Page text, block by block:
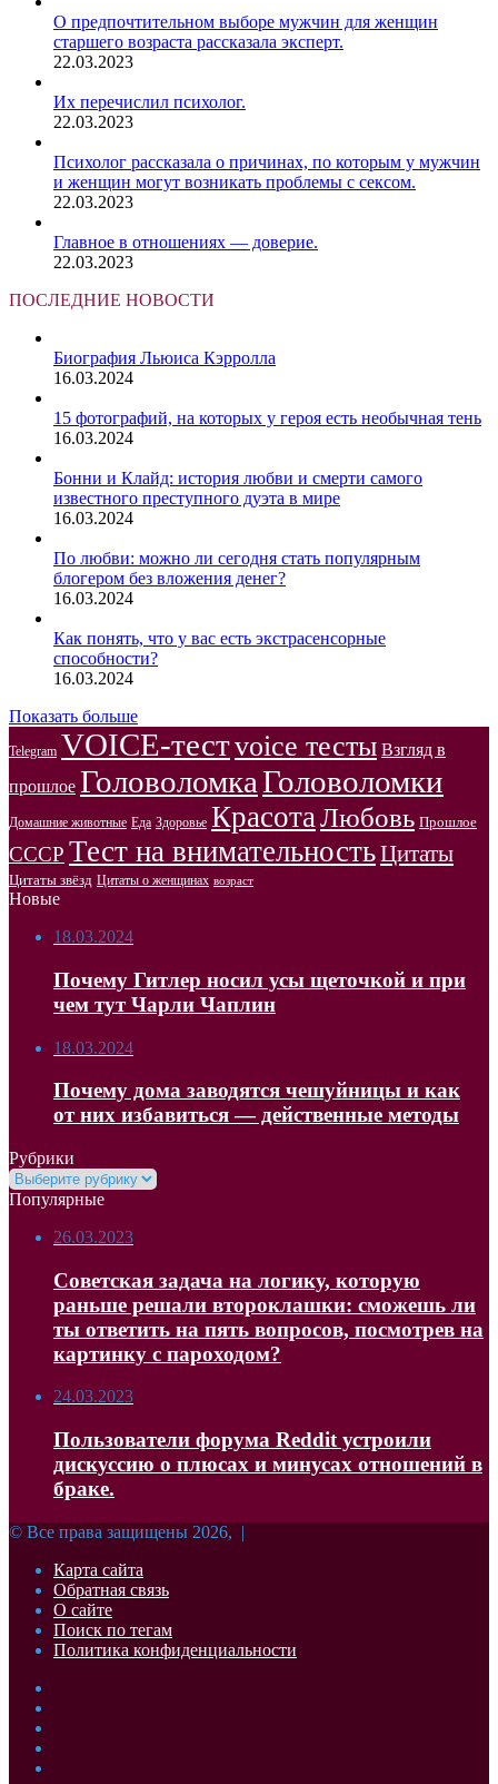
О предпочтительном выборе мужчин для женщин
старшего возраста рассказала эксперт.
22.03.2023
Их перечислил психолог.
22.03.2023
Психолог рассказала о причинах, по которым у мужчин
и женщин могут возникать проблемы с сексом.
22.03.2023
Главное в отношениях — доверие.
22.03.2023
ПОСЛЕДНИЕ НОВОСТИ
Биография Льюиса Кэрролла
16.03.2024
15 фотографий, на которых у героя есть необычная тень
16.03.2024
Бонни и Клайд: история любви и смерти самого
известного преступного дуэта в мире
16.03.2024
По любви: можно ли сегодня стать популярным
блогером без вложения денег?
16.03.2024
Как понять, что у вас есть экстрасенсорные
способности?
16.03.2024
Показать больше
Telegram VOICE-тестvoice тесты Взгляд в
прошлое ГоловоломкаГоловоломки
Домашние животные Еда Здоровье КрасотаЛюбовь Прошлое
СССР Тест на внимательностьЦитаты
Цитаты звёзд Цитаты о женщинах возраст
Новые
18.03.2024
Почему Гитлер носил усы щеточкой и при
чем тут Чарли Чаплин
18.03.2024
Почему дома заводятся чешуйницы и как
от них избавиться — действенные методы
Рубрики
Рубрики
Популярные
26.03.2023
Советская задача на логику, которую
раньше решали второклашки: сможешь ли
ты ответить на пять вопросов, посмотрев на
картинку с пароходом?
24.03.2023
Пользователи форума Reddit устроили
дискуссию о плюсах и минусах отношений в
браке.
© Все права защищены 2026, |
Карта сайта
Обратная связь
О сайте
Поиск по тегам
Политика конфиденциальности